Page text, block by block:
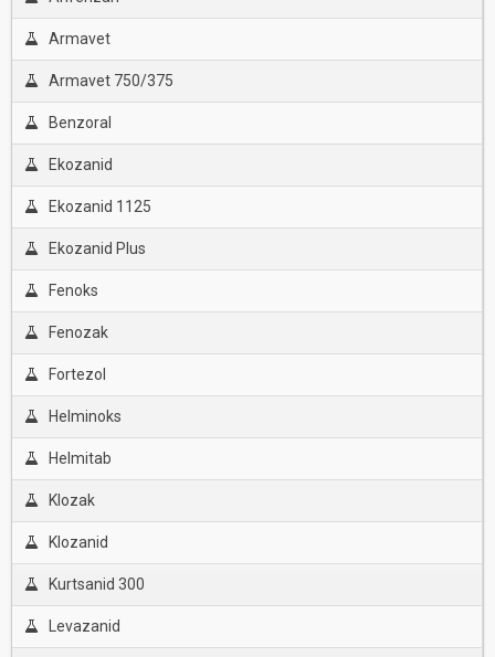
Armavet
Armavet 750/375
Benzoral
Ekozanid
Ekozanid 1125
Ekozanid Plus
Fenoks
Fenozak
Fortezol
Helminoks
Helmitab
Klozak
Klozanid
Kurtsanid 300
Levazanid